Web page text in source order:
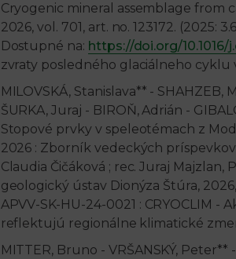
Cryogenic mineral assemblage from
2026, vol. 701, art. no. 123172. (2025:
Dostupné na: https://doi.org/10.1016/
zvraty posledného glaciálneho cyklu
MILOVSKÁ, Stanislava** - SHAHZEB,
ŠURKA, Juraj - BIROŇ, Adrián -
Stopové prvky v speleotémach z
2026 : Zborník vedeckých
Claudia Čičáková ; rec. Juraj Majzlan,
geologický ústav Dionýza Štúra,
APVV-SK-HU-24-0021 : CRYOCLIM
reflektujú regionálne klimatické
MITTER, Bruno - VRŠANSKÝ, Peter**